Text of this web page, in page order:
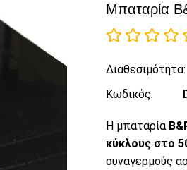
Μπαταρία
Διαθεσιμότητα:
Κωδικός:
Η μπαταρία
κύκλους στο
συναγερμούς